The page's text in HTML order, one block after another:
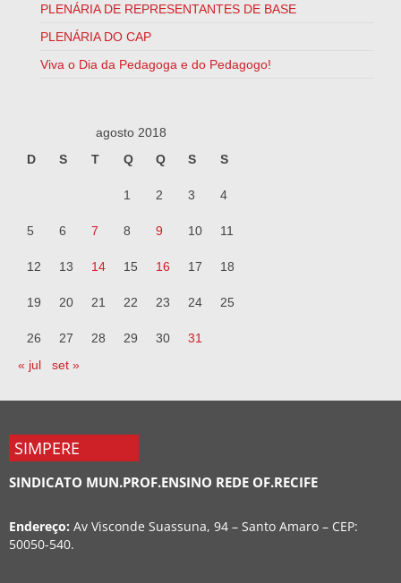
PLENÁRIA DE REPRESENTANTES DE BASE
PLENÁRIA DO CAP
Viva o Dia da Pedagoga e do Pedagogo!
agosto 2018
D
S T Q Q S S
1 2 3 4
5 6 7 8 9 10 11
12 13 14 15 16 17 18
19 20 21 22 23 24 25
26 27 28 29 30
31
« jul
set »
SIMPERE
SINDICATO MUN.PROF.ENSINO REDE OF.RECIFE
Endereço: Av Visconde Suassuna, 94 – Santo Amaro – CEP:
50050-540.